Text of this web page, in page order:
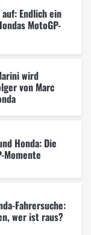
Endlich ein
MotoGP-
wird
von Marc
Honda: Die
Momente
Fahrersuche:
wer ist raus?